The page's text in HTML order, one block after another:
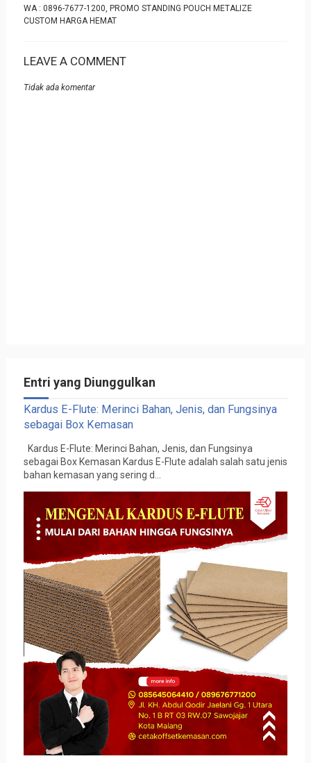
WA : 0896-7677-1200, PROMO STANDING POUCH METALIZE
CUSTOM HARGA HEMAT
LEAVE A COMMENT
Tidak ada komentar
Entri yang Diunggulkan
Kardus E-Flute: Merinci Bahan, Jenis, dan Fungsinya
sebagai Box Kemasan
Kardus E-Flute: Merinci Bahan, Jenis, dan Fungsinya
sebagai Box Kemasan Kardus E-Flute adalah salah satu jenis
bahan kemasan yang sering d...